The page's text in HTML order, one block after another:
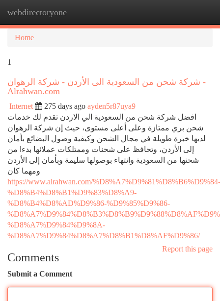
webdirectoryone
Home
1
شركة شحن من السعودية الى الأردن - شركة الرهوان -
Alrahwan.com
Internet 275 days ago ayden5r87uya9
افضل شركة شحن من السعودية الي الاردن تقدم لك خدمات
شحن بري ممتازة وعلى أعلى مستوى، حيث إن شركة الرهوان
لديها خبرة طويلة في مجال الشحن وكيفية وصول البضائع بأمان
إلى الأردن، وتحافظ على شحنات وممتلكات عملائها بدءا من
شحنها من السعودية وانتهاء بوصولها سليمة وبأمان إلى الأردن
ومهما كان
https://www.alrahwan.com/%D8%A7%D9%81%D8%B6%D9%84-
%D8%B4%D8%B1%D9%83%D8%A9-
%D8%B4%D8%AD%D9%86-%D9%85%D9%86-
%D8%A7%D9%84%D9%8A-
%D8%A7%D9%84%D8%A7%D8%B1%D8%AF%D9%86/
Report this page
Comments
Submit a Comment